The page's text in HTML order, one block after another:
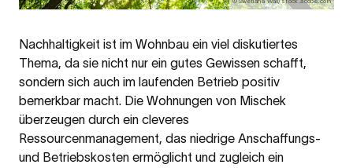
Nachhaltigkeit ist im Wohnbau ein viel diskutiertes
Thema, da sie nicht nur ein gutes Gewissen schafft,
sondern sich auch im laufenden Betrieb positiv
bemerkbar macht. Die Wohnungen von Mischek
überzeugen durch ein cleveres
Ressourcenmanagement, das niedrige Anschaffungs-
und Betriebskosten ermöglicht und zugleich ein